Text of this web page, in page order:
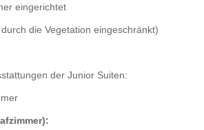
eingerichtet
die Vegetation eingeschränkt)
der Junior Suiten: